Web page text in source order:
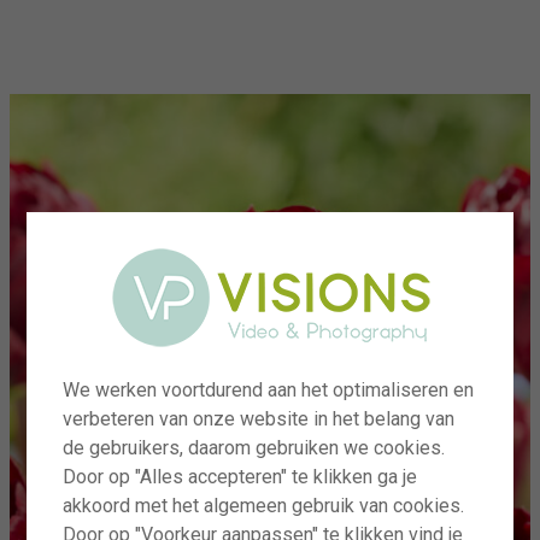
We werken voortdurend aan het optimaliseren en
verbeteren van onze website in het belang van
de gebruikers, daarom gebruiken we cookies.
Door op "Alles accepteren" te klikken ga je
akkoord met het algemeen gebruik van cookies.
Door op "Voorkeur aanpassen" te klikken vind je